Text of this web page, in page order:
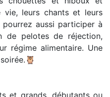
vie, leurs chants et leurs
aussi participer à
de pelotes de réjection,
régime alimentaire. Une
et grands, débutants ou